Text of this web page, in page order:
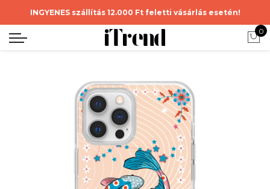
INGYENES szállítás 12.000 Ft feletti vásárlás esetén!
0